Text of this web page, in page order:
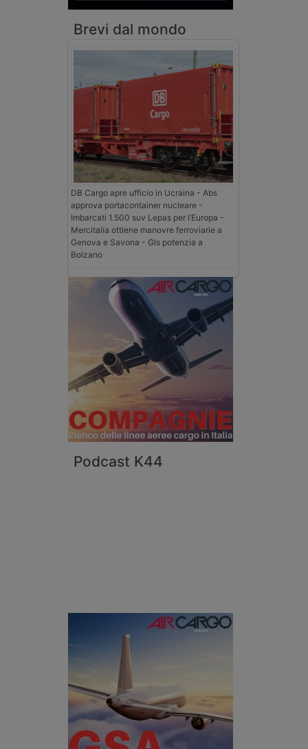
Brevi dal mondo
DB Cargo apre ufficio in Ucraina - Abs
approva portacontainer nucleare -
Imbarcati 1.500 suv Lepas per l’Europa -
Mercitalia ottiene manovre ferroviarie a
Genova e Savona - Gls potenzia a
Bolzano
Podcast K44